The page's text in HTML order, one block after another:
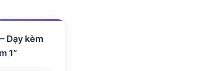
Dạy kèm
1”